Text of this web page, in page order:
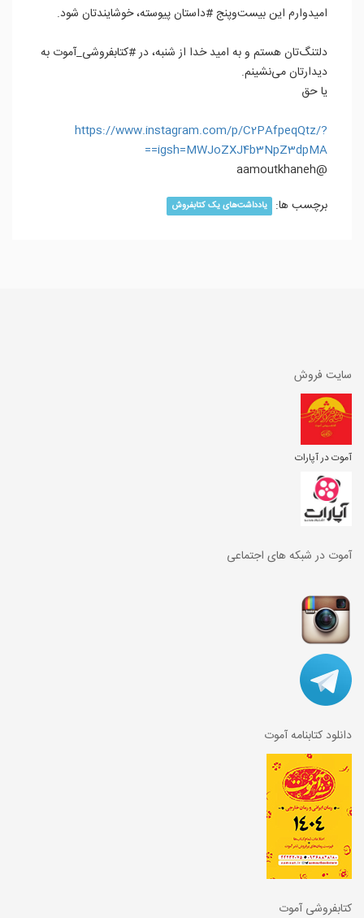
امیدوارم این بیست‌و‌پنج #داستان پیوسته، خوشایندتان شود.
دلتنگ‌تان هستم و به امید خدا از شنبه، در #کتابفروشی_آموت به
دیدارتان می‌نشینم.
یا حق
https://www.instagram.com/p/C2PAfpeqQtz/?
igsh=MWJoZXJ4b3NpZ3dpMA==
@aamoutkhaneh
برچسب ها:
یادداشت‌های یک کتابفروش
سایت فروش
آموت در آپارات
آموت در شبکه های اجتماعی
دانلود کتابنامه آموت
کتابفروشی آموت